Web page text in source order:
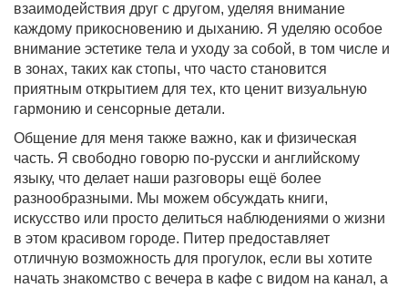
взаимодействия друг с другом, уделяя внимание
каждому прикосновению и дыханию. Я уделяю особое
внимание эстетике тела и уходу за собой, в том числе и
в зонах, таких как стопы, что часто становится
приятным открытием для тех, кто ценит визуальную
гармонию и сенсорные детали.
Общение для меня также важно, как и физическая
часть. Я свободно говорю по-русски и английскому
языку, что делает наши разговоры ещё более
разнообразными. Мы можем обсуждать книги,
искусство или просто делиться наблюдениями о жизни
в этом красивом городе. Питер предоставляет
отличную возможность для прогулок, если вы хотите
начать знакомство с вечера в кафе с видом на канал, а